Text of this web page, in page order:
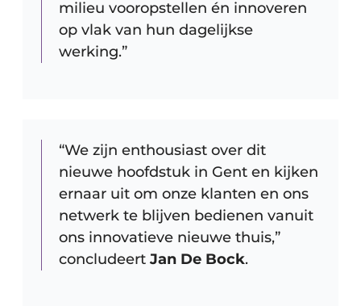
milieu vooropstellen én innoveren
op vlak van hun dagelijkse
werking.”
“We zijn enthousiast over dit
nieuwe hoofdstuk in Gent en kijken
ernaar uit om onze klanten en ons
netwerk te blijven bedienen vanuit
ons innovatieve nieuwe thuis,”
concludeert Jan De Bock.